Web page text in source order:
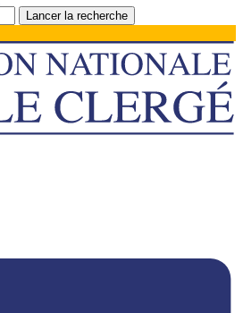
Lancer la recherche